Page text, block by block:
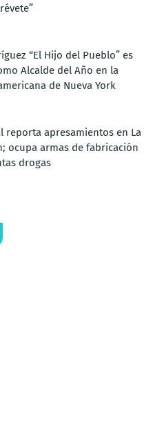
“El Hijo del Pueblo” es
Alcalde del Año en la
de Nueva York
reporta apresamientos en La
ocupa armas de fabricación
drogas